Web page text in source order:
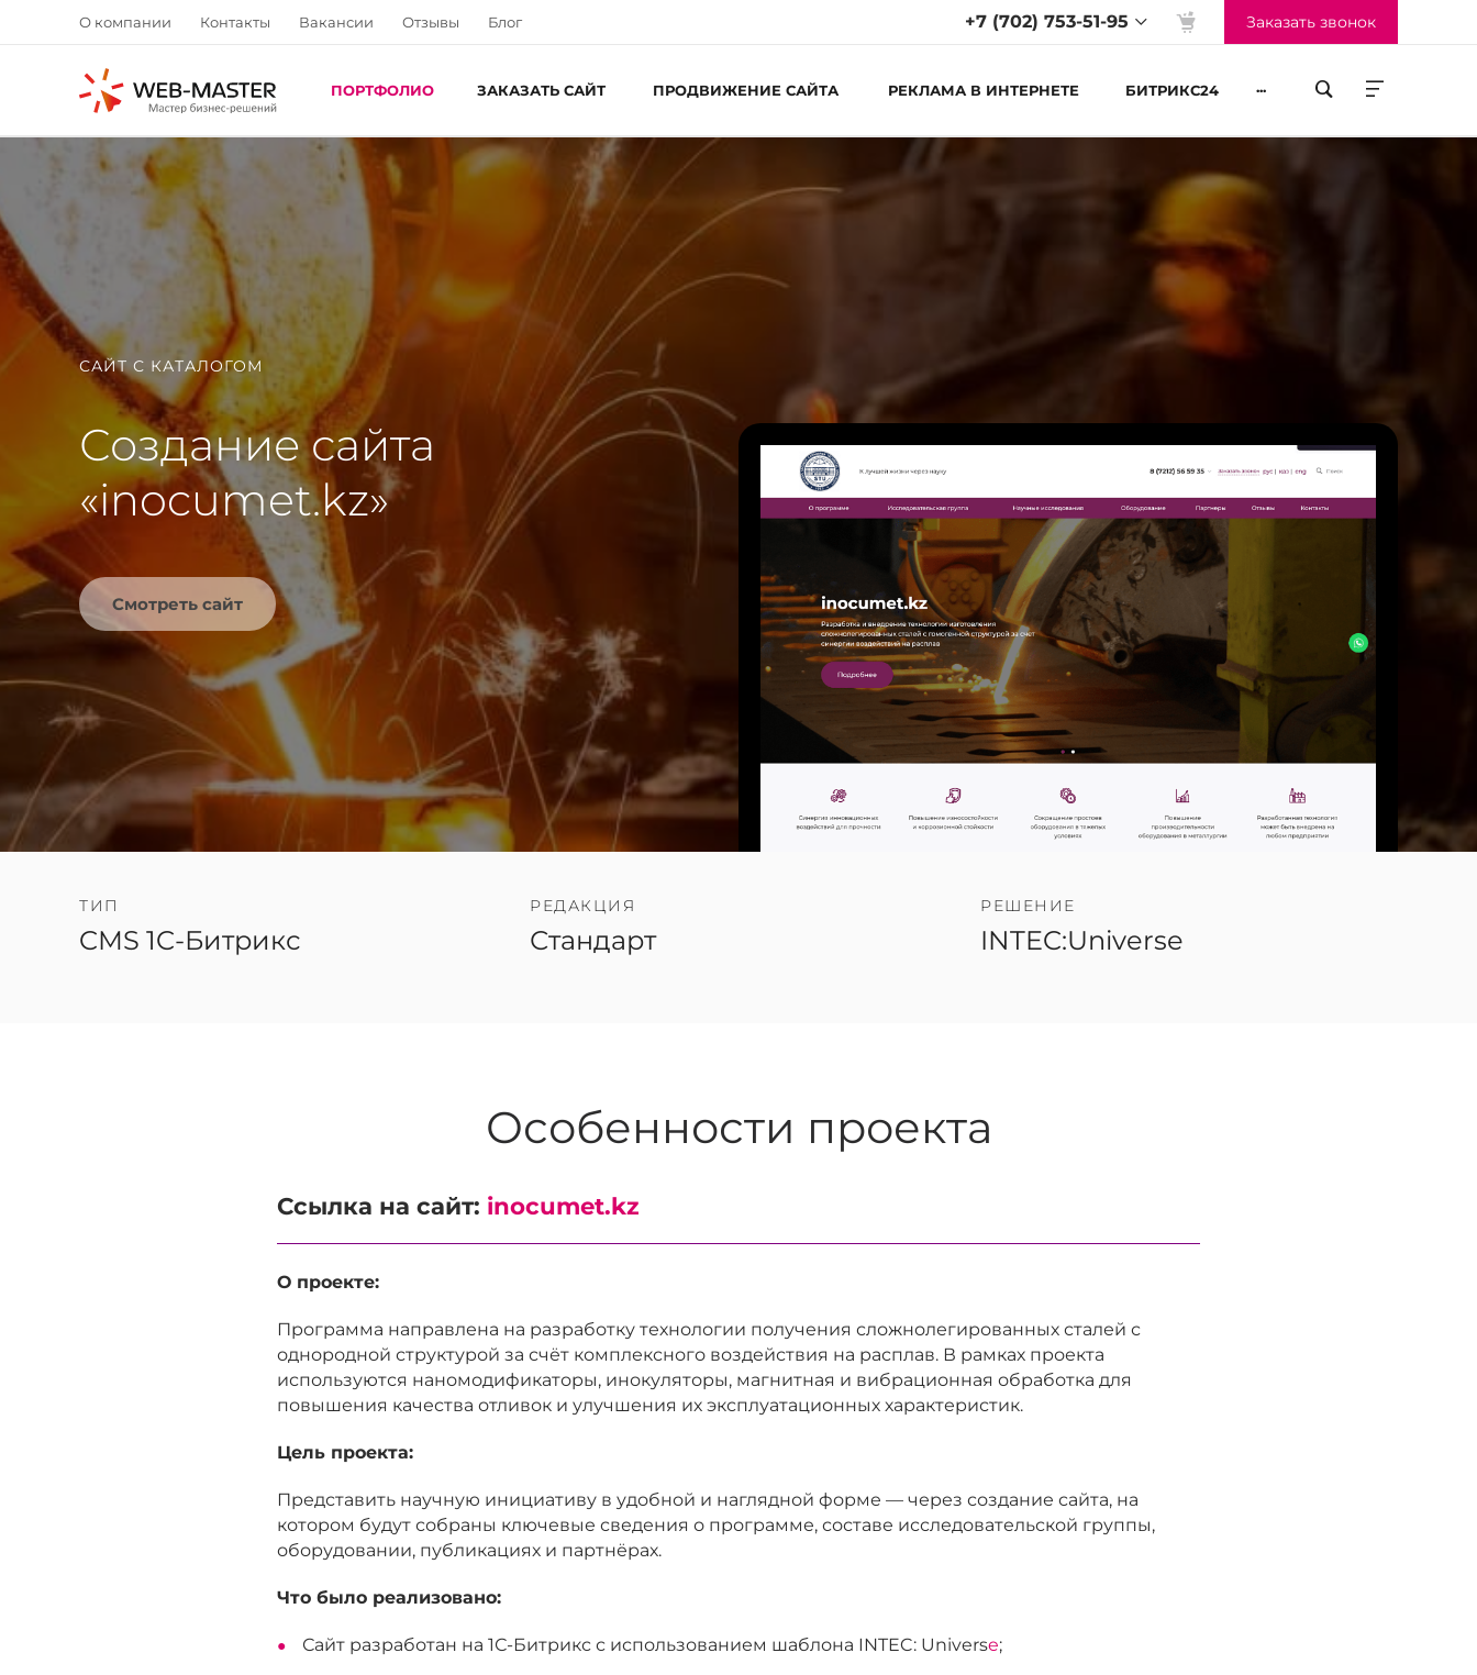
О компании Контакты Вакансии Отзывы Блог +7 (702) 753-51-95 Заказать звонок
ПОРТФОЛИО ЗАКАЗАТЬ САЙТ ПРОДВИЖЕНИЕ САЙТА РЕКЛАМА В ИНТЕРНЕТЕ БИТРИКС24 ...
САЙТ С КАТАЛОГОМ
Создание сайта
«inocumet.kz»
Смотреть сайт
ТИП
CMS 1C-Битрикс
РЕДАКЦИЯ
Стандарт
РЕШЕНИЕ
INTEC:Universe
Особенности проекта
Ссылка на сайт: inocumet.kz
О проекте:
Программа направлена на разработку технологии получения сложнолегированных сталей с
однородной структурой за счёт комплексного воздействия на расплав. В рамках проекта
используются наномодификаторы, инокуляторы, магнитная и вибрационная обработка для
повышения качества отливок и улучшения их эксплуатационных характеристик.
Цель проекта:
Представить научную инициативу в удобной и наглядной форме — через создание сайта, на
котором будут собраны ключевые сведения о программе, составе исследовательской группы,
оборудовании, публикациях и партнёрах.
Что было реализовано:
Сайт разработан на 1С-Битрикс с использованием шаблона INTEC: Universe;